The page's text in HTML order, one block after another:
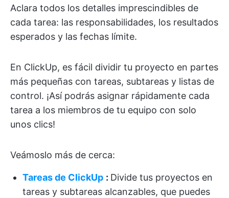
Aclara todos los detalles imprescindibles de
cada tarea: las responsabilidades, los resultados
esperados y las fechas límite.
En ClickUp, es fácil dividir tu proyecto en partes
más pequeñas con tareas, subtareas y listas de
control. ¡Así podrás asignar rápidamente cada
tarea a los miembros de tu equipo con solo
unos clics!
Veámoslo más de cerca:
Tareas de ClickUp : Divide tus proyectos en
tareas y subtareas alcanzables, que puedes